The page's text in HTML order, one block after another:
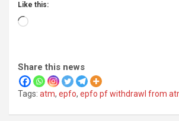
Like this:
Loading…
Share this news
Tags: atm, epfo, epfo pf withdrawl from